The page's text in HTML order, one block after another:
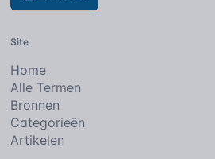
Site
Home
Alle Termen
Bronnen
Categorieën
Artikelen